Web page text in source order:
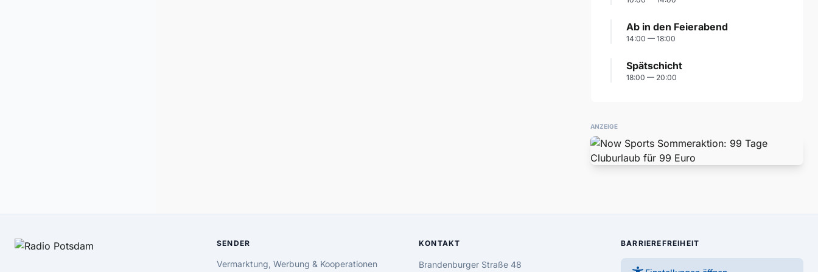
Ab in den Feierabend
14:00 — 18:00
Spätschicht
18:00 — 20:00
ANZEIGE
SENDER
Vermarktung, Werbung & Kooperationen
KONTAKT
Brandenburger Straße 48
BARRIEREFREIHEIT